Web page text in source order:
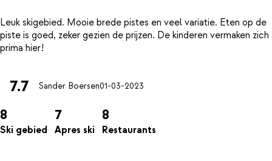
Leuk skigebied. Mooie brede pistes en veel variatie. Eten op de
piste is goed, zeker gezien de prijzen. De kinderen vermaken zich
7.7 Sander Boersen01-03-2023
8
Ski gebied
7
Apres ski
8
Restaurants